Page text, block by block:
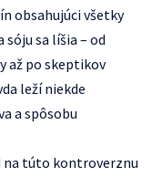
obsahujúci všetky
sa líšia – od
až po skeptikov
leží niekde
a spôsobu
na túto kontroverznu